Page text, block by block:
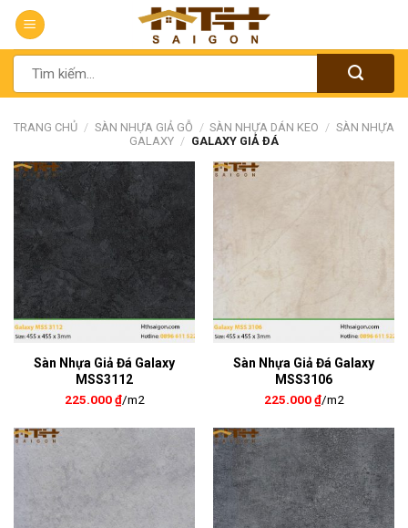
Chuyển
đến
nộiTìm
kiếm:
TRANG CHỦ / SÀN NHỰA GIẢ GỖ / SÀN NHỰA DÁN KEO / SÀN NHỰA
GALAXY / GALAXY GIẢ ĐÁ
Sàn Nhựa Giả Đá Galaxy
MSS3112
225.000₫/m2
Sàn Nhựa Giả Đá Galaxy
MSS3106
225.000₫/m2